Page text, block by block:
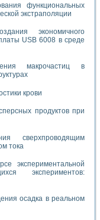
функциональных
экстраполяции
экономичного
USB 6008 в среде
макрочастиц в
крови
продуктов при
сверхпроводящим
тока
экспериментальной
экспериментов:
осадка в реальном